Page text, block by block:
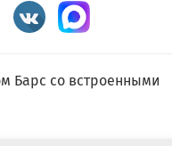
Барс со встроенными